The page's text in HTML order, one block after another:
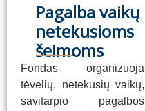
Pagalba vaikų
netekusioms
šeimoms
Fondas organizuoja
tėvelių, netekusių vaikų,
savitarpio pagalbos